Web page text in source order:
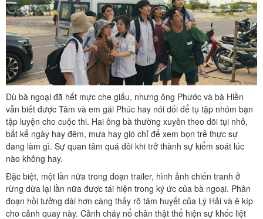
Dù bà ngoại đã hết mực che giấu, nhưng ông Phước và bà Hiền
vẫn biết được Tâm và em gái Phúc hay nói dối để tụ tập nhóm bạn
tập luyện cho cuộc thi. Hai ông bà thường xuyên theo dõi tụi nhỏ,
bất kể ngày hay đêm, mưa hay gió chỉ để xem bọn trẻ thực sự
đang làm gì. Sự quan tâm quá đôi khi trở thành sự kiểm soát lúc
nào không hay.
Đặc biệt, một lần nữa trong đoạn trailer, hình ảnh chiến tranh ở
rừng dừa lại lần nữa được tái hiện trong ký ức của bà ngoại. Phân
đoạn hồi tưởng dài hơn càng thấy rõ tâm huyết của Lý Hải và ê kíp
cho cảnh quay này. Cảnh cháy nổ chân thật thể hiện sự khốc liệt